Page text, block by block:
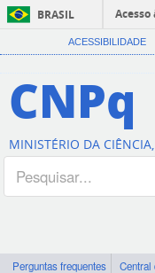
BRASIL
ACESSIBILIDADE
CNPq
MINISTÉRIO DA
Perguntas frequentes Central